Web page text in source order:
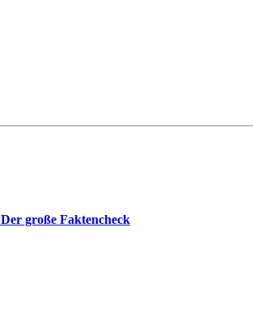
große Faktencheck